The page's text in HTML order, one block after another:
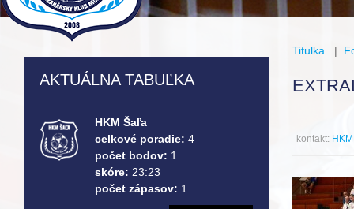
Titulka |
kontakt:
AKTUÁLNA TABUĽKA
HKM Šaľa
celkové poradie: 4
počet bodov: 1
skóre: 23:23
počet zápasov: 1